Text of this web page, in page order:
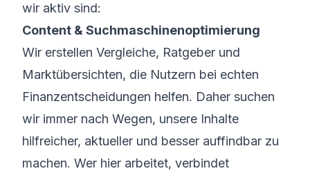
wir aktiv sind:
Content & Suchmaschinenoptimierung
Wir erstellen Vergleiche, Ratgeber und
Marktübersichten, die Nutzern bei echten
Finanzentscheidungen helfen. Daher suchen
wir immer nach Wegen, unsere Inhalte
hilfreicher, aktueller und besser auffindbar zu
machen. Wer hier arbeitet, verbindet